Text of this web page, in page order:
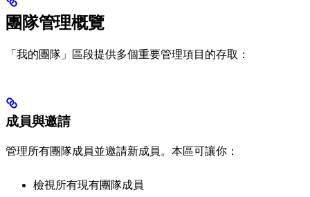
團隊管理概覽
「我的團隊」區段提供多個重要管理項目的存取：
成員與邀請
管理所有團隊成員並邀請新成員。本區可讓你：
檢視所有現有團隊成員